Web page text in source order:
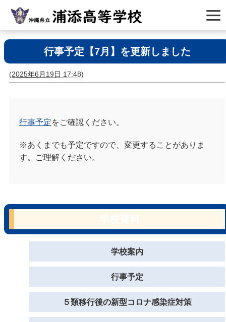
行事予定【7月】を更新しました
(2025年6月19日 17:48)
行事予定をご確認ください。
※あくまでも予定ですので、変更することがありま
す。ご理解ください。
学校案内
行事予定
５類移行後の新型コロナ感染症対策